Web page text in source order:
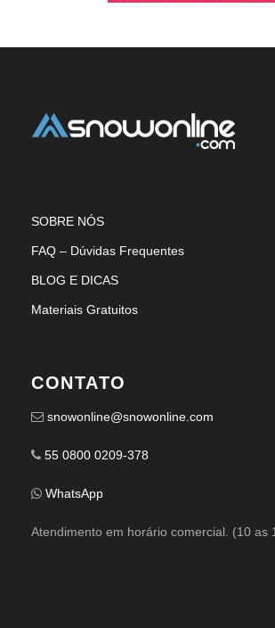
SOBRE NÓS
FAQ – Dúvidas Frequentes
BLOG E DICAS
Materiais Gratuitos
CONTATO
snowonline@snowonline.com
55 0800 0209-378
WhatsApp
Atendimento em horário comercial. (10 as